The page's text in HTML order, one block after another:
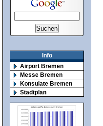
Info
Airport Bremen
Messe Bremen
Konsulate Bremen
Stadtplan